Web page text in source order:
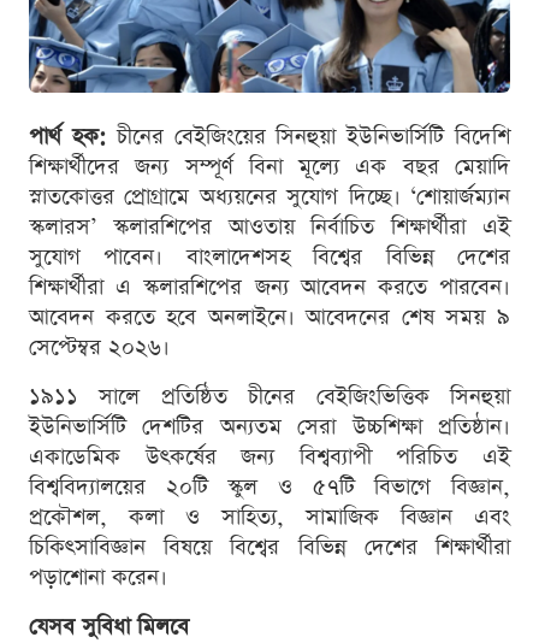
পার্থ হক:চীনের বেইজিংয়ের সিনহুয়া ইউনিভার্সিটি বিদেশি
শিক্ষার্থীদের জন্য সম্পূর্ণ বিনা মূল্যে এক বছর মেয়াদি
স্নাতকোত্তর প্রোগ্রামে অধ্যয়নের সুযোগ দিচ্ছে। ‘শোয়ার্জম্যান
স্কলারস’ স্কলারশিপের আওতায় নির্বাচিত শিক্ষার্থীরা এই
সুযোগ পাবেন। বাংলাদেশসহ বিশ্বের বিভিন্ন দেশের
শিক্ষার্থীরা এ স্কলারশিপের জন্য আবেদন করতে পারবেন।
আবেদন করতে হবে অনলাইনে। আবেদনের শেষ সময় ৯
সেপ্টেম্বর ২০২৬।
১৯১১ সালে প্রতিষ্ঠিত চীনের বেইজিংভিত্তিক সিনহুয়া
ইউনিভার্সিটি দেশটির অন্যতম সেরা উচ্চশিক্ষা প্রতিষ্ঠান।
একাডেমিক উৎকর্ষের জন্য বিশ্বব্যাপী পরিচিত এই
বিশ্ববিদ্যালয়ের ২০টি স্কুল ও ৫৭টি বিভাগে বিজ্ঞান,
প্রকৌশল, কলা ও সাহিত্য, সামাজিক বিজ্ঞান এবং
চিকিৎসাবিজ্ঞান বিষয়ে বিশ্বের বিভিন্ন দেশের শিক্ষার্থীরা
পড়াশোনা করেন।
যেসব সুবিধা মিলবে